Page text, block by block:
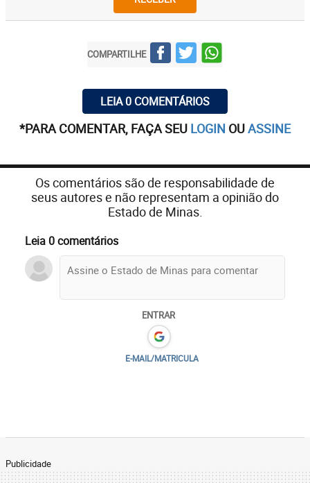
COMPARTILHE
LEIA 0 COMENTÁRIOS
*PARA COMENTAR, FAÇA SEU LOGIN OUASSINE
Os comentários são de responsabilidade de
seus autores e não representam a opinião do
Estado de Minas.
Leia 0 comentários
ENTRAR
E-MAIL/MATRICULA
Publicidade